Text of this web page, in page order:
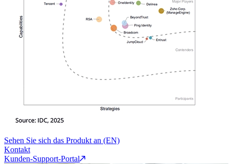
Sehen Sie sich das Produkt an (EN)
Kontakt
Kunden-Support-Portal